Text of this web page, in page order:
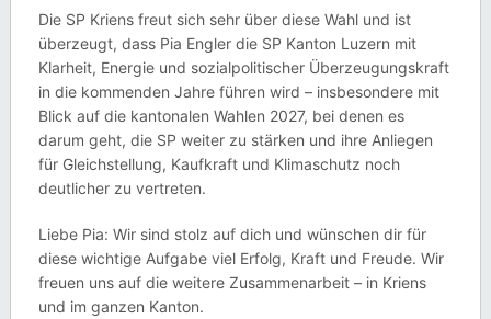
Die SP Kriens freut sich sehr über diese Wahl und ist
überzeugt, dass Pia Engler die SP Kanton Luzern mit
Klarheit, Energie und sozialpolitischer Überzeugungskraft
in die kommenden Jahre führen wird – insbesondere mit
Blick auf die kantonalen Wahlen 2027, bei denen es
darum geht, die SP weiter zu stärken und ihre Anliegen
für Gleichstellung, Kaufkraft und Klimaschutz noch
deutlicher zu vertreten.
Liebe Pia: Wir sind stolz auf dich und wünschen dir für
diese wichtige Aufgabe viel Erfolg, Kraft und Freude. Wir
freuen uns auf die weitere Zusammenarbeit – in Kriens
und im ganzen Kanton.